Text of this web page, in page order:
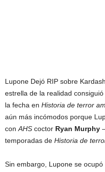
Lupone Dejó RIP sobre
estrella de la realidad
la fecha en Historia de terror
aún más incómodos porque
con AHS coctor Ryan Murphy
temporadas de Historia de
Sin embargo, Lupone se